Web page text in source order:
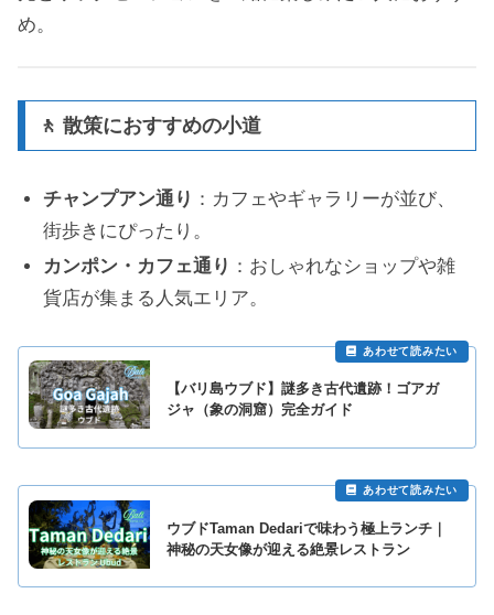
め。
🚶 散策におすすめの小道
チャンプアン通り ：カフェやギャラリーが並び、
街歩きにぴったり。
カンポン・カフェ通り ：おしゃれなショップや雑
貨店が集まる人気エリア。
【バリ島ウブド】謎多き古代遺跡！ゴアガ
ジャ（象の洞窟）完全ガイド
ウブドTaman Dedariで味わう極上ランチ｜
神秘の天女像が迎える絶景レストラン